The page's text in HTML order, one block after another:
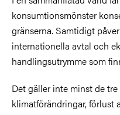
konsumtionsmönster
gränserna. Samtidigt
internationella avtal och
handlingsutrymme som
Det gäller inte minst de
klimatförändringar, förlust